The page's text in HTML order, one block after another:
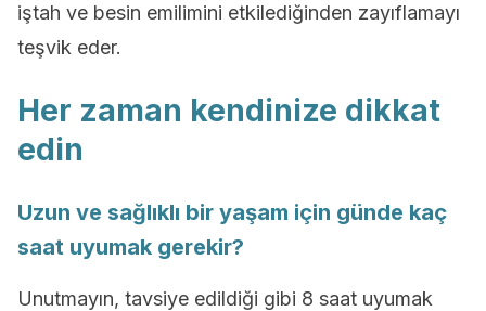
iştah ve besin emilimini etkilediğinden zayıflamayı
teşvik eder.
Her zaman kendinize dikkat
edin
Uzun ve sağlıklı bir yaşam için günde kaç
saat uyumak gerekir?
Unutmayın, tavsiye edildiği gibi 8 saat uyumak